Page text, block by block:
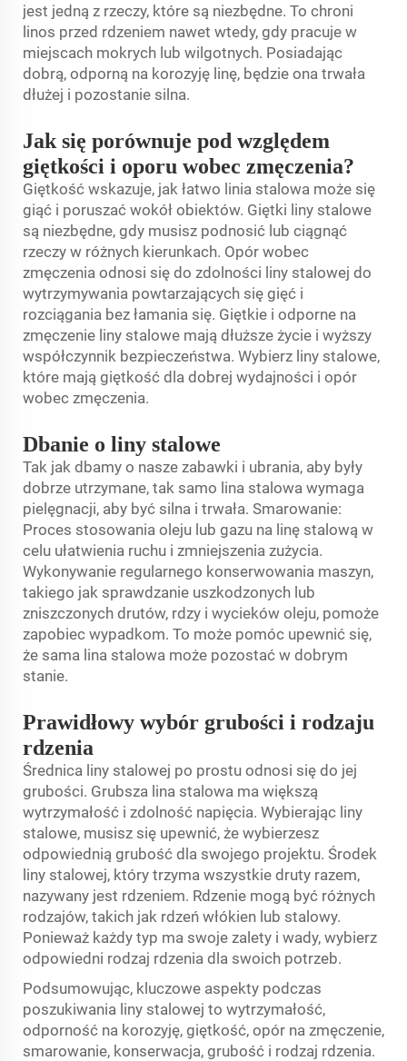
jest jedną z rzeczy, które są niezbędne. To chroni
linos przed rdzeniem nawet wtedy, gdy pracuje w
miejscach mokrych lub wilgotnych. Posiadając
dobrą, odporną na korozyję linę, będzie ona trwała
dłużej i pozostanie silna.
Jak się porównuje pod względem
giętkości i oporu wobec zmęczenia?
Giętkość wskazuje, jak łatwo linia stalowa może się
giąć i poruszać wokół obiektów. Giętki liny stalowe
są niezbędne, gdy musisz podnosić lub ciągnąć
rzeczy w różnych kierunkach. Opór wobec
zmęczenia odnosi się do zdolności liny stalowej do
wytrzymywania powtarzających się gięć i
rozciągania bez łamania się. Giętkie i odporne na
zmęczenie liny stalowe mają dłuższe życie i wyższy
współczynnik bezpieczeństwa. Wybierz liny stalowe,
które mają giętkość dla dobrej wydajności i opór
wobec zmęczenia.
Dbanie o liny stalowe
Tak jak dbamy o nasze zabawki i ubrania, aby były
dobrze utrzymane, tak samo lina stalowa wymaga
pielęgnacji, aby być silna i trwała. Smarowanie:
Proces stosowania oleju lub gazu na linę stalową w
celu ułatwienia ruchu i zmniejszenia zużycia.
Wykonywanie regularnego konserwowania maszyn,
takiego jak sprawdzanie uszkodzonych lub
zniszczonych drutów, rdzy i wycieków oleju, pomoże
zapobiec wypadkom. To może pomóc upewnić się,
że sama lina stalowa może pozostać w dobrym
stanie.
Prawidłowy wybór grubości i rodzaju
rdzenia
Średnica liny stalowej po prostu odnosi się do jej
grubości. Grubsza lina stalowa ma większą
wytrzymałość i zdolność napięcia. Wybierając liny
stalowe, musisz się upewnić, że wybierzesz
odpowiednią grubość dla swojego projektu. Środek
liny stalowej, który trzyma wszystkie druty razem,
nazywany jest rdzeniem. Rdzenie mogą być różnych
rodzajów, takich jak rdzeń włókien lub stalowy.
Ponieważ każdy typ ma swoje zalety i wady, wybierz
odpowiedni rodzaj rdzenia dla swoich potrzeb.
Podsumowując, kluczowe aspekty podczas
poszukiwania liny stalowej to wytrzymałość,
odporność na korozyję, giętkość, opór na zmęczenie,
smarowanie, konserwacja, grubość i rodzaj rdzenia.